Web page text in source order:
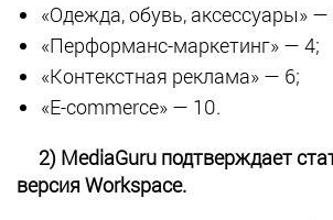
«Одежда, обувь, аксессуары» —
«Перформанс-маркетинг» — 4;
«Контекстная реклама» — 6;
«E-commerce» — 10.
2) MediaGuru подтверждает
версия Workspace.